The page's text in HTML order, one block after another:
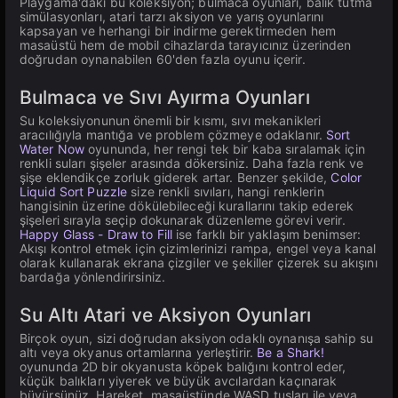
simülasyonları, atari tarzı aksiyon ve yarış oyunlarını
kapsayan ve herhangi bir indirme gerektirmeden hem
masaüstü hem de mobil cihazlarda tarayıcınız üzerinden
doğrudan oynanabilen 60'den fazla oyunu içerir.
Bulmaca ve Sıvı Ayırma Oyunları
Su koleksiyonunun önemli bir kısmı, sıvı mekanikleri
aracılığıyla mantığa ve problem çözmeye odaklanır. Sort
Water Now oyununda, her rengi tek bir kaba sıralamak için
renkli suları şişeler arasında dökersiniz. Daha fazla renk ve
şişe eklendikçe zorluk giderek artar. Benzer şekilde, Color
Liquid Sort Puzzle size renkli sıvıları, hangi renklerin
hangisinin üzerine dökülebileceği kurallarını takip ederek
şişeleri sırayla seçip dokunarak düzenleme görevi verir.
Happy Glass - Draw to Fill ise farklı bir yaklaşım benimser:
Akışı kontrol etmek için çizimlerinizi rampa, engel veya kanal
olarak kullanarak ekrana çizgiler ve şekiller çizerek su akışını
bardağa yönlendirirsiniz.
Su Altı Atari ve Aksiyon Oyunları
Birçok oyun, sizi doğrudan aksiyon odaklı oynanışa sahip su
altı veya okyanus ortamlarına yerleştirir. Be a Shark!
oyununda 2D bir okyanusta köpek balığını kontrol eder,
küçük balıkları yiyerek ve büyük avcılardan kaçınarak
büyürsünüz. Hareket, masaüstünde WASD tuşları ile veya